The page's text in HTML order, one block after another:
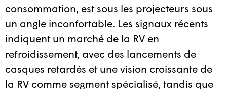
consommation, est sous les projecteurs sous
un angle inconfortable. Les signaux récents
indiquent un marché de la RV en
refroidissement, avec des lancements de
casques retardés et une vision croissante de
la RV comme segment spécialisé, tandis que